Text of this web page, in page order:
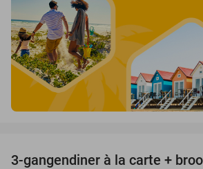
3-gangendiner à la carte +